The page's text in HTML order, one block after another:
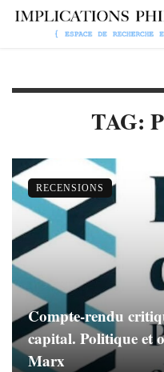
TAG:
Compte-rendu
capital. Politique et
Marx
RECENSIONS